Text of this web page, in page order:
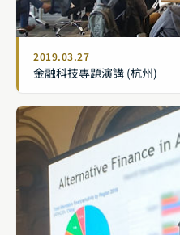
2019.03.27
金融科技專題演講 (杭州)